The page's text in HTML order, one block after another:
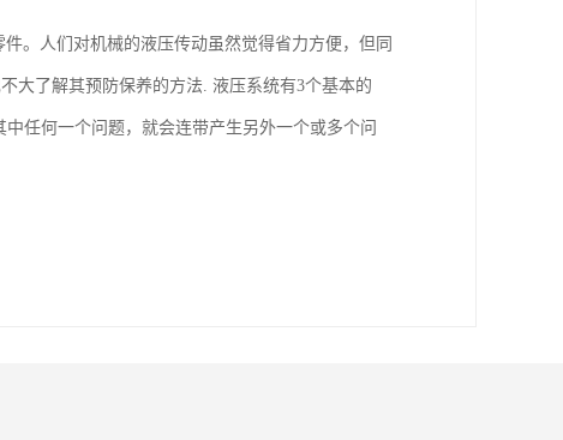
。人们对机械的液压传动虽然觉得省力方便，但同
大了解其预防保养的方法. 液压系统有3个基本的
任何一个问题，就会连带产生另外一个或多个问